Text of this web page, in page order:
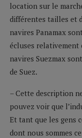
location sur le
différentes tailles et
navires Panamax
écluses relativement
navires Suezmax
de Suez.
– Cette description
pouvez voir que
Et tant que les gens
dont nous sommes